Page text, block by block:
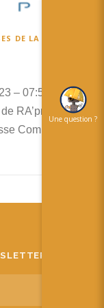
DE LA RA
– 07:50 Type de
RA’pro ? Oui
Complète:
Une question ?